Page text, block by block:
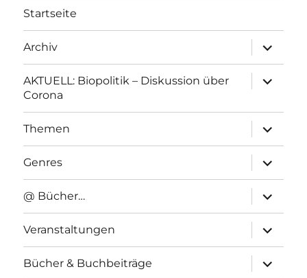
Startseite
Archiv
anzeigen
AKTUELL: Biopolitik – Diskussion über
Corona
anzeigen
Themen
anzeigen
Genres
anzeigen
@ Bücher…
anzeigen
Veranstaltungen
anzeigen
Bücher & Buchbeiträge
anzeigen